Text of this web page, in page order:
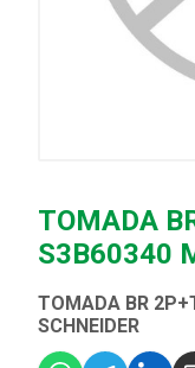
TOMADA
S3B60340
TOMADA BR
SCHNEIDER